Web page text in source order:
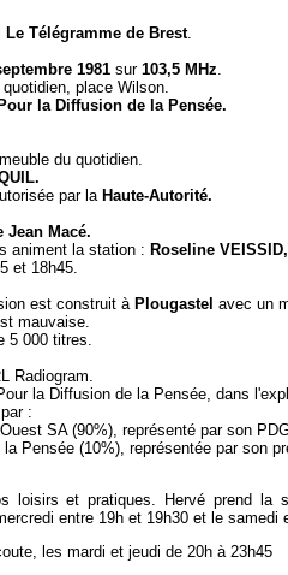
Le Télégramme de Brest.
1981 sur 103,5 MHz.
place Wilson.
la Diffusion de la Pensée.
du quotidien.
par laHaute-Autorité.
Jean Macé.
animent la station : Roseline
et 18h45.
est construit àPlougastel avec un
mauvaise.
5 000 titres.
Radiogram.
la Diffusion de la Pensée, dans
:
SA (90%), représenté par son
Pensée (10%), représentée par son
loisirs et pratiques. Hervé prend la
entre 19h et 19h30 et le
les mardi et jeudi de 20h à 23h45